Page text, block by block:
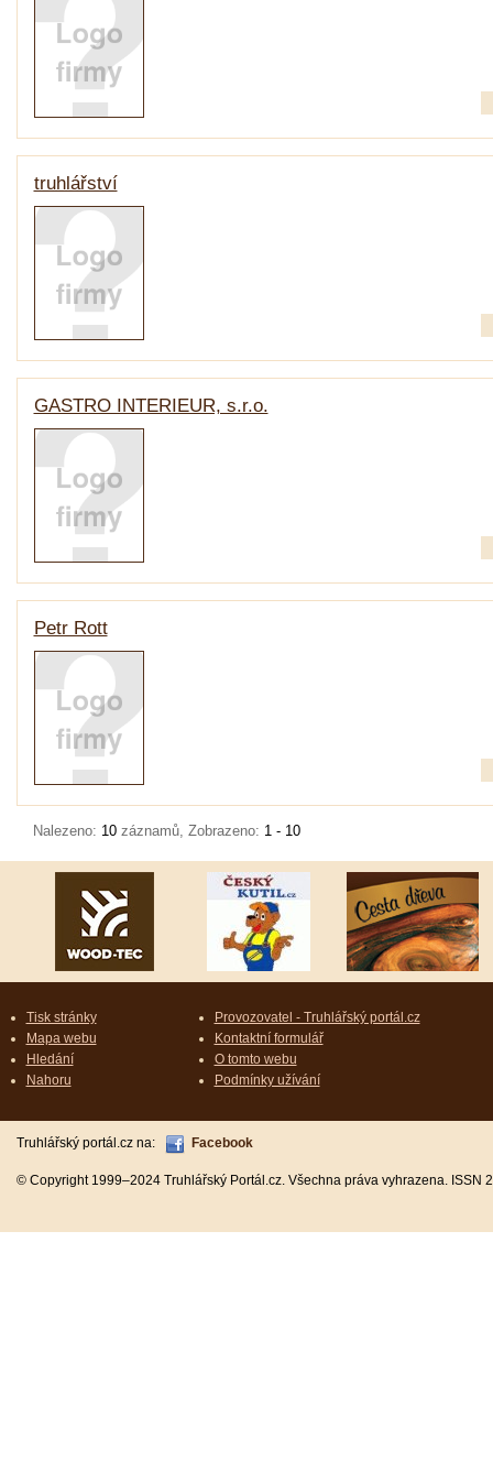
truhlářství
GASTRO INTERIEUR, s.r.o.
Petr Rott
Nalezeno: 10 záznamů, Zobrazeno: 1 - 10
Tisk stránky
Mapa webu
Hledání
Nahoru
Provozovatel - Truhlářský portál.cz
Kontaktní formulář
O tomto webu
Podmínky užívání
Truhlářský portál.cz na: Facebook
© Copyright 1999–2024 Truhlářský Portál.cz. Všechna práva vyhrazena.